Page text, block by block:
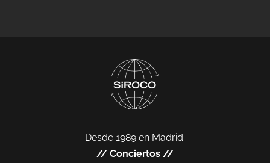
Desde 1989 en Madrid.
// Conciertos //